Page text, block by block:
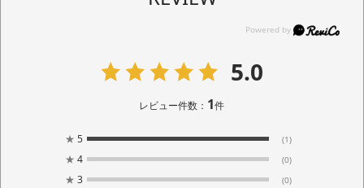
5.0
レビュー件数： 1件
★ 5 (1)
★ 4 (0)
★ 3 (0)